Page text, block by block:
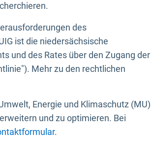
des
ist die niedersächsische
und des Rates über den Zugang der
Mehr zu den rechtlichen
Energie und Klimaschutz (MU)
und zu optimieren. Bei
.